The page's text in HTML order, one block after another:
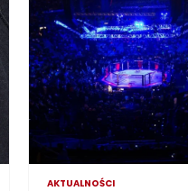
AKTUALNOŚCI